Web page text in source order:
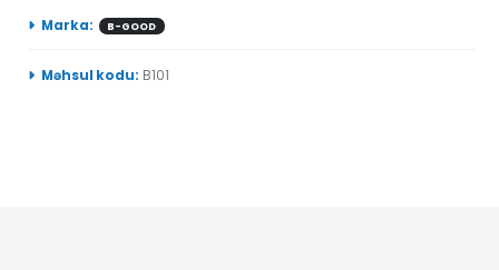
Marka: B-GOOD
Məhsul kodu: B101